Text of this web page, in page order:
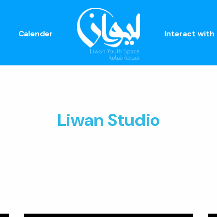
Calender Interact with
Liwan Studio